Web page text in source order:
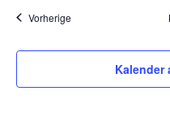
VorherigeVeranstaltungen
Kalender